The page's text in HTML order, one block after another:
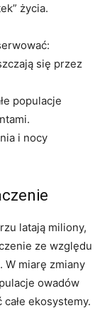
życia.
się przez
populacje
i nocy
latają miliony,
ze względu
. W miarę zmiany
owadów
ekosystemy.